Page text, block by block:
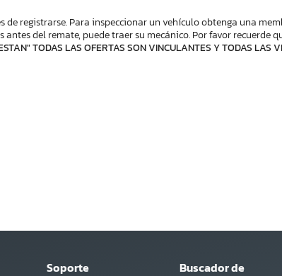
de registrarse. Para inspeccionar un vehículo obtenga una
del remate, puede traer su mecánico. Por favor recuerde
TODAS LAS OFERTAS SON VINCULANTES Y TODAS LAS
Soporte Buscador de